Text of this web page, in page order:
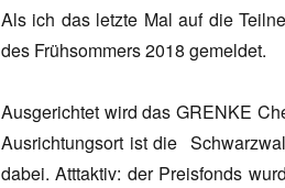
Als ich das letzte Mal auf die
des Frühsommers 2018 gemeldet.
Ausgerichtet wird das GRENKE
Ausrichtungsort ist die
dabei. Atttaktiv: der Preisfonds